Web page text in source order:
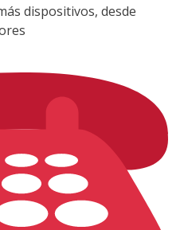
dispositivos, desde